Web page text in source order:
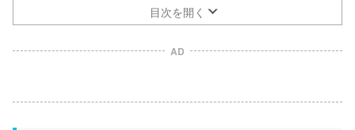
目次を開く
AD